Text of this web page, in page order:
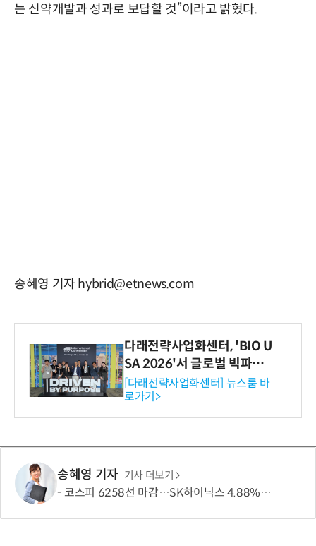
는 신약개발과 성과로 보답할 것”이라고 밝혔다.
송혜영 기자 hybrid@etnews.com
다래전략사업화센터, 'BIO U
SA 2026'서 글로벌 빅파마
와의 비즈니스 미팅 지원…K
-바이오 해외 진출 교두보 확
보
[다래전략사업화센터] 뉴스룸 바
로가기>
송혜영 기자 기사 더보기
코스피 6258선 마감…SK하이닉스 4.88% 내려